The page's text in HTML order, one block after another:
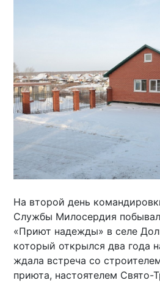
На второй день
Службы Милосердия
«Приют надежды» в селе
который открылся два года
ждала встреча со
приюта, настоятелем Свято-